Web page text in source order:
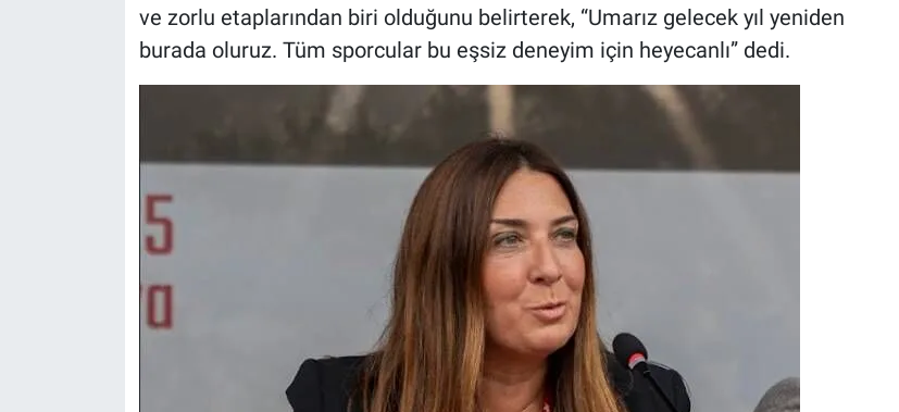
ve zorlu etaplarından biri olduğunu belirterek, “Umarız gelecek yıl yeniden
burada oluruz. Tüm sporcular bu eşsiz deneyim için heyecanlı” dedi.